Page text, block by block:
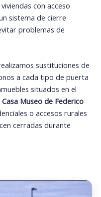
con acceso
sistema de cierre
problemas de
sustituciones de
a cada tipo de puerta
situados en el
Casa Museo de Federico
o accesos rurales
cerradas durante